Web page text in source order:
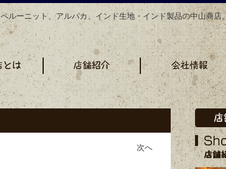
ペルーニット、アルパカ、インド生地・インド製品の中山商店
次へ